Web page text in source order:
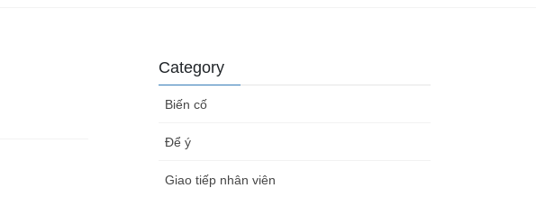
Category
Biến cố
Để ý
Giao tiếp nhân viên